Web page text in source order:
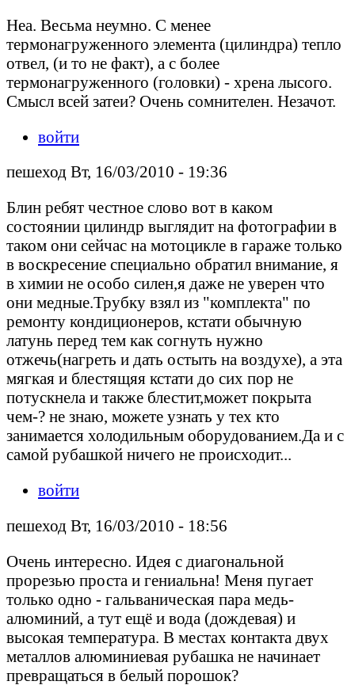
Неа. Весьма неумно. С менее
термонагруженного элемента (цилиндра) тепло
отвел, (и то не факт), а с более
термонагруженного (головки) - хрена лысого.
Смысл всей затеи? Очень сомнителен. Незачот.
войти
пешеход Вт, 16/03/2010 - 19:36
Блин ребят честное слово вот в каком
состоянии цилиндр выглядит на фотографии в
таком они сейчас на мотоцикле в гараже только
в воскресение специально обратил внимание, я
в химии не особо силен,я даже не уверен что
они медные.Трубку взял из "комплекта" по
ремонту кондиционеров, кстати обычную
латунь перед тем как согнуть нужно
отжечь(нагреть и дать остыть на воздухе), а эта
мягкая и блестящяя кстати до сих пор не
потускнела и также блестит,может покрыта
чем-? не знаю, можете узнать у тех кто
занимается холодильным оборудованием.Да и с
самой рубашкой ничего не происходит...
войти
пешеход Вт, 16/03/2010 - 18:56
Очень интересно. Идея с диагональной
прорезью проста и гениальна! Меня пугает
только одно - гальваническая пара медь-
алюминий, а тут ещё и вода (дождевая) и
высокая температура. В местах контакта двух
металлов алюминиевая рубашка не начинает
превращаться в белый порошок?